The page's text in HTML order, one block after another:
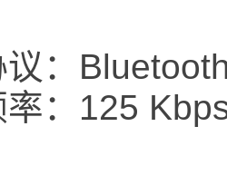
议：
率：125